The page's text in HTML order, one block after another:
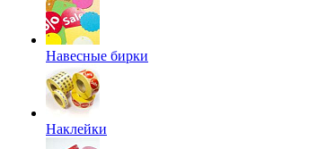
Навесные бирки
Наклейки